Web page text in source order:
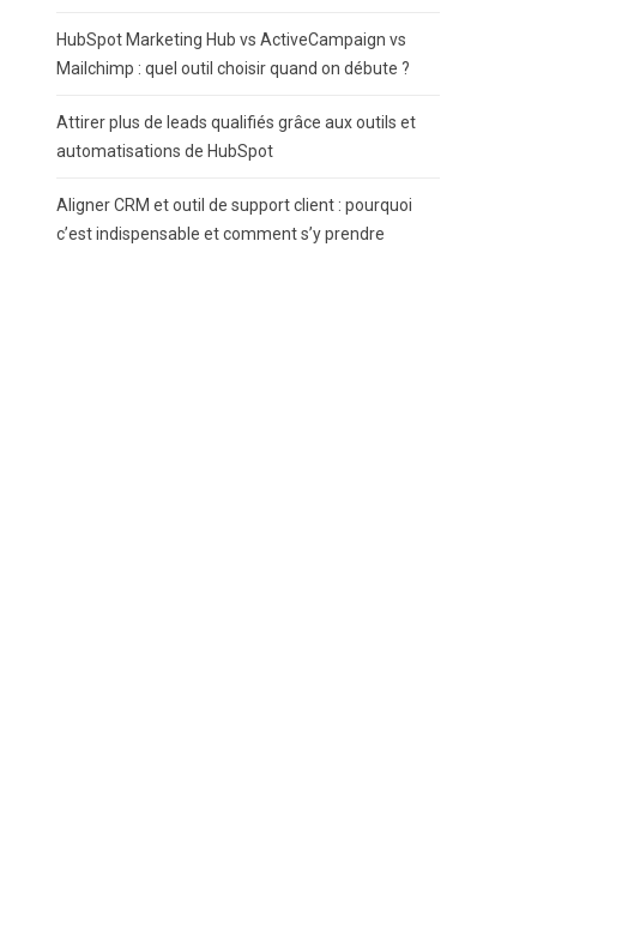
HubSpot Marketing Hub vs ActiveCampaign vs
Mailchimp : quel outil choisir quand on débute ?
Attirer plus de leads qualifiés grâce aux outils et
automatisations de HubSpot
Aligner CRM et outil de support client : pourquoi
c’est indispensable et comment s’y prendre